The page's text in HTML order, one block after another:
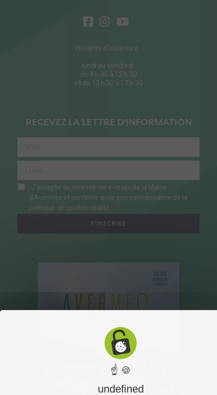
Horaires d'ouverture :
lundi au vendredi
de 9 h 00 à 12 h 00
et de 13 h 30 à 17 h 30
RECEVEZ LA LETTRE D'INFORMATION
J'accepte de recevoir les e-mails de la Mairie
d'Avermes et confirme avoir pris connaissance de la
politique de confidentialité.
S'INSCRIRE
☝ 🍪
undefined